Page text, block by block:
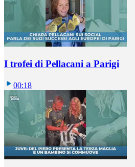
I trofei di Pellacani a Parigi
00:18